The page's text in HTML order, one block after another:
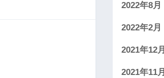
2022年8月
2022年2月
2021年12月
2021年11月